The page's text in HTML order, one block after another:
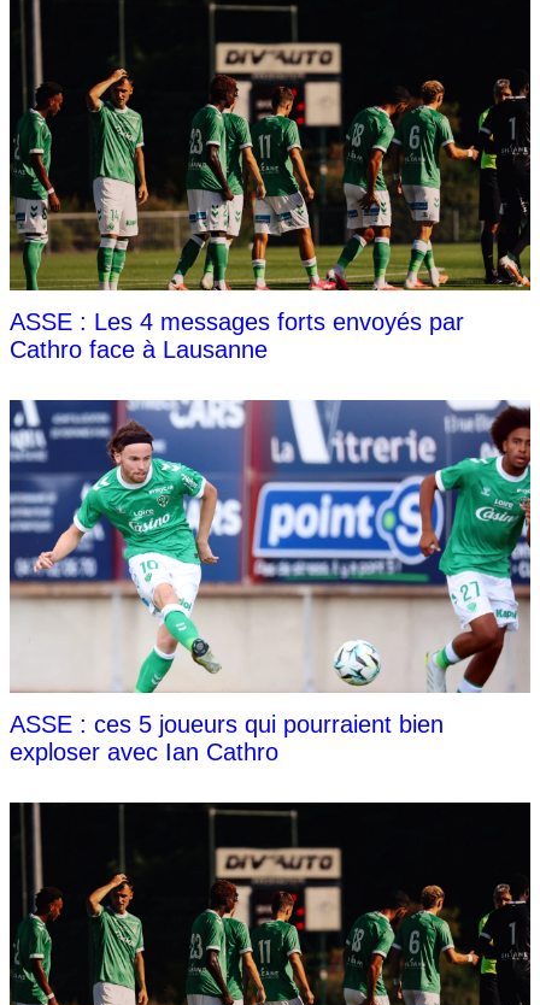
ASSE : Les 4 messages forts envoyés par
Cathro face à Lausanne
ASSE : ces 5 joueurs qui pourraient bien
exploser avec Ian Cathro